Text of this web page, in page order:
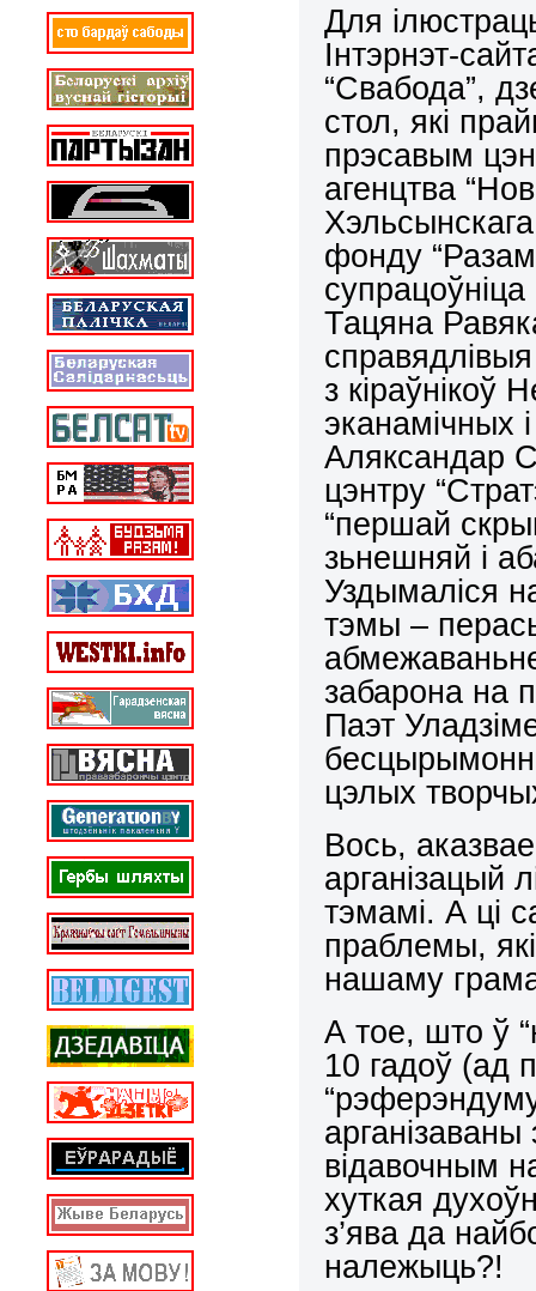
Для
Інтэрнэт-
“Свабода”,
стол, які
прэсавым
агенцтва
фонду
Тацяна
з кіраўнікоў
эканамічных
Аляксандар
цэнтру
“першай
зьнешняй і
Уздымаліся
тэмы –
забарона на
Паэт
цэлых
Вось,
арганізацый
тэмамі. А ці
праблемы,
нашаму
А тое, што ў
10 гадоў (ад
відавочным
хуткая
з’ява да
належыць?!